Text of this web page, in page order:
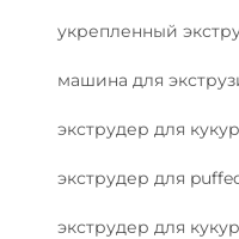
укрепленный
машина для
экструдер для
экструдер для
экструдер для